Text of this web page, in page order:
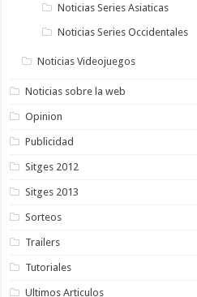
Noticias Series Asiaticas
Noticias Series Occidentales
Noticias Videojuegos
Noticias sobre la web
Opinion
Publicidad
Sitges 2012
Sitges 2013
Sorteos
Trailers
Tutoriales
Ultimos Articulos